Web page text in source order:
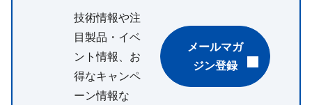
技術情報や注
目製品・イベ
ント情報、お
得なキャンペ
ーン情報な
メールマガ
ジン登録